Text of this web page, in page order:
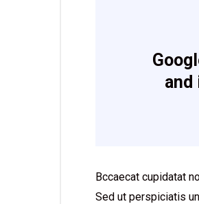
and
Bccaecat cupidatat
Sed ut perspiciatis